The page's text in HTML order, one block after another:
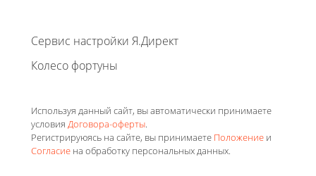
Сервис настройки Я.Директ
Колесо фортуны
Используя данный сайт, вы автоматически принимаете
условия Договора-оферты.
Регистрируюясь на сайте, вы принимаете Положение и
Согласие на обработку персональных данных.